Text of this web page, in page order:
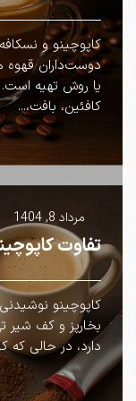
کاپوچینو و
دوست‌داران قهوه
یا روش تهیه است.
کافئین، بافت،...
مرداد 8, 1404
تفاوت
کاپوچینو
بخارپز و کف شیر
دارد، در حالی که